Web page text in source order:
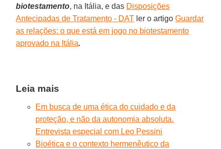
biotestamento, na Itália, e das Disposições
Antecipadas de Tratamento - DAT ler o artigoGuardar
as relações: o que está em jogo no biotestamento
aprovado na Itália.
Leia mais
Em busca de uma ética do cuidado e da
proteção, e não da autonomia absoluta.
Entrevista especial com Leo Pessini
Bioética e o contexto hermenêutico da